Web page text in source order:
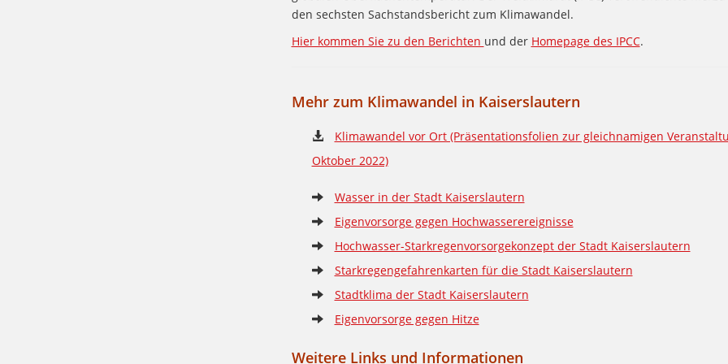
den sechsten Sachstandsbericht zum Klimawandel.
Hier kommen Sie zu den Berichten und der Homepage des IPCC.
Mehr zum Klimawandel in Kaiserslautern
Klimawandel vor Ort (Präsentationsfolien zur gleichnamigen
Oktober 2022)
Wasser in der Stadt Kaiserslautern
Eigenvorsorge gegen Hochwasserereignisse
Hochwasser-Starkregenvorsorgekonzept der Stadt Kaiserslautern
Starkregengefahrenkarten für die Stadt Kaiserslautern
Stadtklima der Stadt Kaiserslautern
Eigenvorsorge gegen Hitze
Weitere Links und Informationen